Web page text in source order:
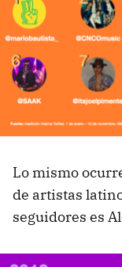
Lo mismo
de artistas
seguidores es